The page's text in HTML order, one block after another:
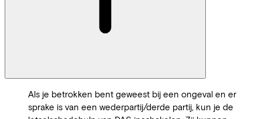
Als je betrokken bent geweest bij een ongeval en er
sprake is van een wederpartij/derde partij, kun je de